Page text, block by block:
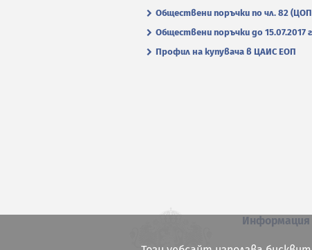
Обществени поръчки по чл. 82
Обществени поръчки до 15.07.2017
Профил на купувача в ЦАИС ЕОП